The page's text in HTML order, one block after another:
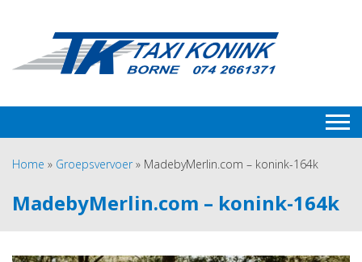
Home » Groepsvervoer » MadebyMerlin.com – konink-164k
MadebyMerlin.com – konink-164k